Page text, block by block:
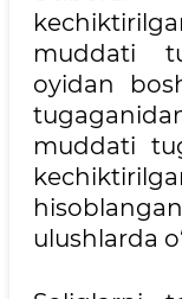
muddati
oyidan
muddati
ulushlarda